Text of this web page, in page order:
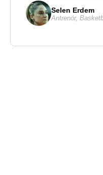
Selen Erdem
Antrenör,